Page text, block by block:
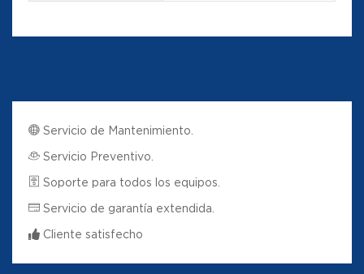
Servicio de Mantenimiento.
Servicio Preventivo.
Soporte para todos los equipos.
Servicio de garantía extendida.
Cliente satisfecho